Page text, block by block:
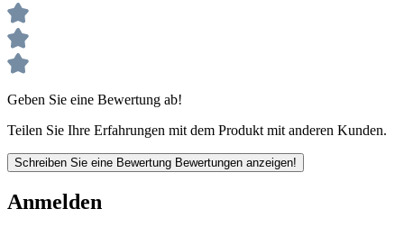
Geben Sie eine Bewertung ab!
Teilen Sie Ihre Erfahrungen mit dem Produkt mit anderen Kunden.
Schreiben Sie eine Bewertung Bewertungen anzeigen!
Anmelden